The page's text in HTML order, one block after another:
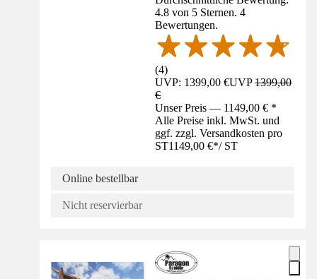
4.8 von 5 Sternen. 4
Bewertungen.
(4)
UVP: 1399,00 €UVP1399,00
€
Unser Preis — 1149,00 € *
Alle Preise inkl. MwSt. und
ggf. zzgl. Versandkosten pro
ST1149,00 €*/ ST
Online bestellbar
Nicht reservierbar